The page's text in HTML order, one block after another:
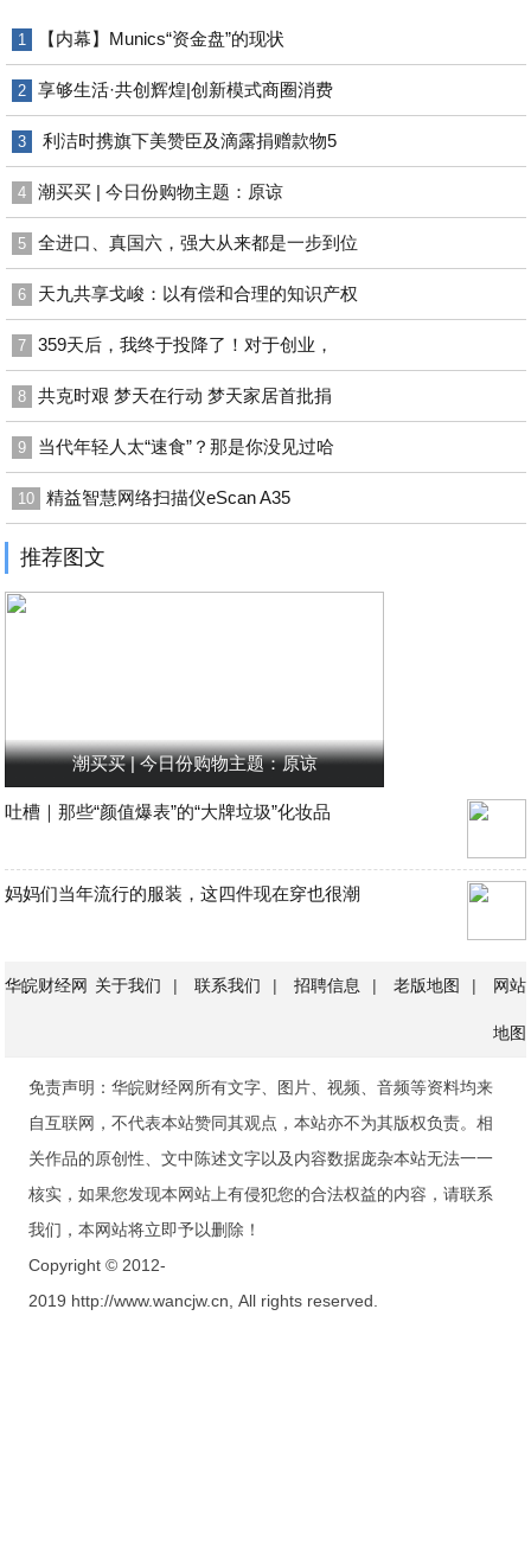
1 【内幕】Munics“资金盘”的现状
2 享够生活·共创辉煌|创新模式商圈消费
3 利洁时携旗下美赞臣及滴露捐赠款物5
4 潮买买 | 今日份购物主题：原谅
5 全进口、真国六，强大从来都是一步到位
6 天九共享戈峻：以有偿和合理的知识产权
7 359天后，我终于投降了！对于创业，
8 共克时艰 梦天在行动 梦天家居首批捐
9 当代年轻人太“速食”？那是你没见过哈
10 精益智慧网络扫描仪eScan A35
推荐图文
潮买买 | 今日份购物主题：原谅
吐槽｜那些“颜值爆表”的“大牌垃圾”化妆品
妈妈们当年流行的服装，这四件现在穿也很潮
华皖财经网 关于我们 | 联系我们 | 招聘信息 | 老版地图 | 网站
地图
免责声明：华皖财经网所有文字、图片、视频、音频等资料均来
自互联网，不代表本站赞同其观点，本站亦不为其版权负责。相
关作品的原创性、文中陈述文字以及内容数据庞杂本站无法一一
核实，如果您发现本网站上有侵犯您的合法权益的内容，请联系
我们，本网站将立即予以删除！
Copyright © 2012-
2019 http://www.wancjw.cn, All rights reserved.